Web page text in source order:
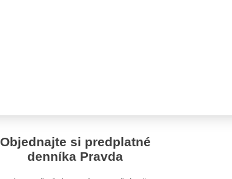
Objednajte si predplatné
denníka Pravda